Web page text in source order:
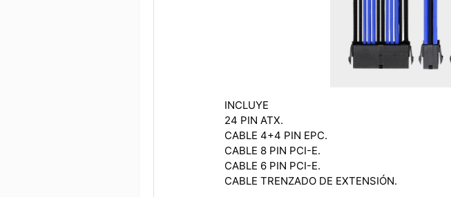
INCLUYE
24 PIN ATX.
CABLE 4+4 PIN EPC.
CABLE 8 PIN PCI-E.
CABLE 6 PIN PCI-E.
CABLE TRENZADO DE EXTENSIÓN.